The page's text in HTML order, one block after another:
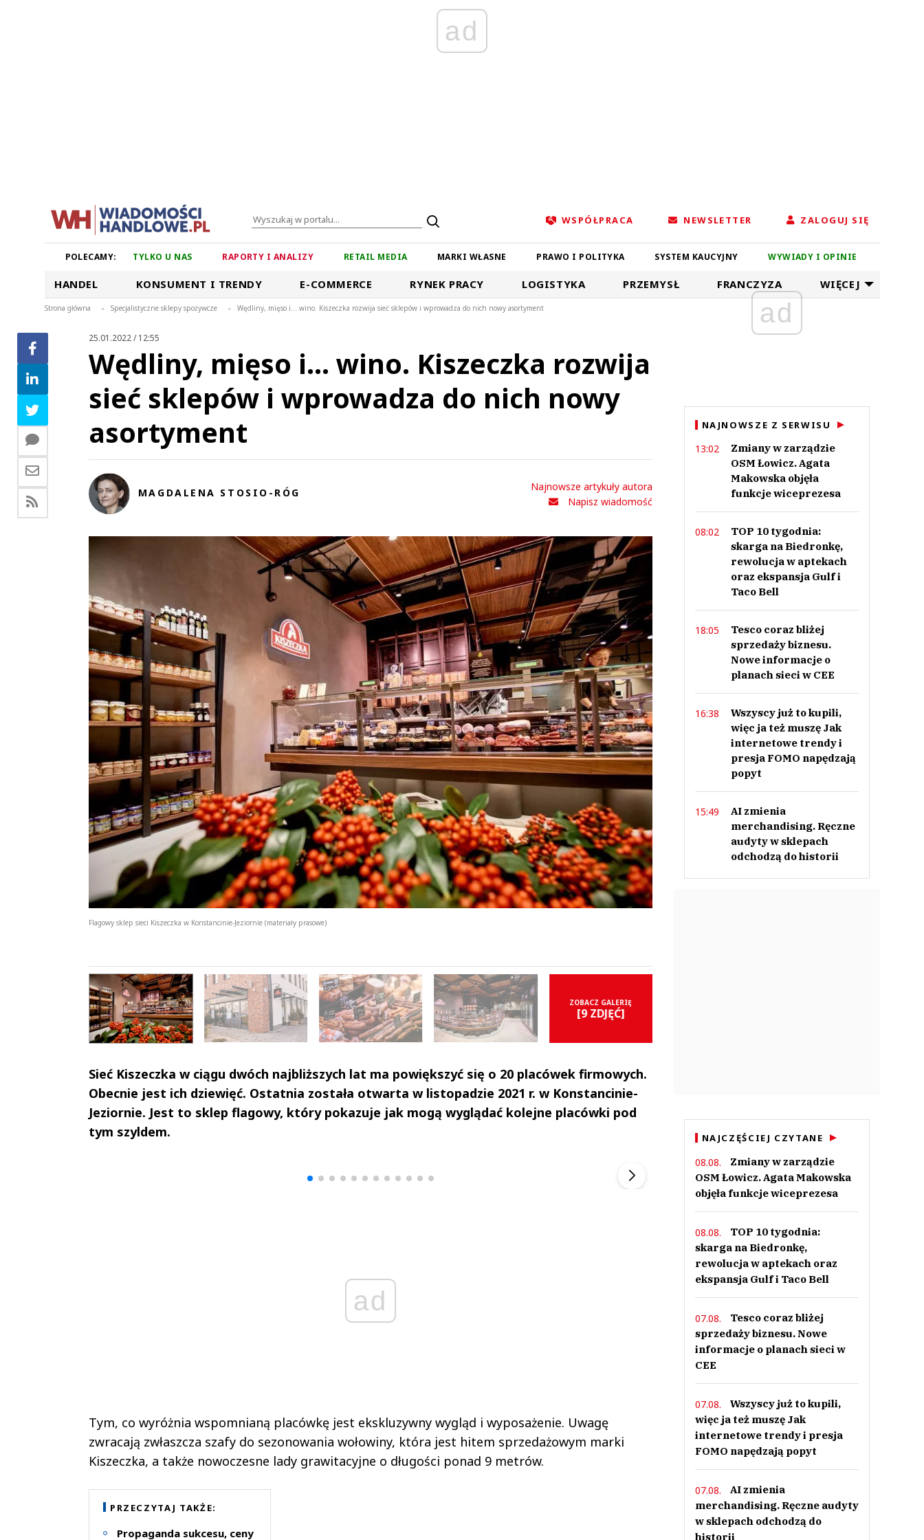
ad
WSPÓŁPRACA NEWSLETTER ZALOGUJ SIĘ
POLECAMY: TYLKO U NAS RAPORTY I ANALIZY RETAIL MEDIA MARKI WŁASNE PRAWO I POLITYKA SYSTEM KAUCYJNY WYWIADY I OPINIE
HANDEL KONSUMENT I TRENDY E-COMMERCE RYNEK PRACY LOGISTYKA PRZEMYSŁ FRANCZYZA WIĘCEJ
Strona główna > Specjalistyczne sklepy spożywcze > Wędliny, mięso i… wino. Kiszeczka rozwija sieć sklepów i wprowadza do nich nowy asortyment
25.01.2022 / 12:55
Wędliny, mięso i… wino. Kiszeczka rozwija
sieć sklepów i wprowadza do nich nowy
asortyment
MAGDALENA STOSIO-RÓG
Najnowsze artykuły autora
Napisz wiadomość
Flagowy sklep sieci Kiszeczka w Konstancinie-Jeziornie (materiały prasowe)
ZOBACZ GALERIĘ
[9 ZDJĘĆ]
Sieć Kiszeczka w ciągu dwóch najbliższych lat ma powiększyć się o 20 placówek firmowych.
Obecnie jest ich dziewięć. Ostatnia została otwarta w listopadzie 2021 r. w Konstancinie-
Jeziornie. Jest to sklep flagowy, który pokazuje jak mogą wyglądać kolejne placówki pod
tym szyldem.
ad
Tym, co wyróżnia wspomnianą placówkę jest ekskluzywny wygląd i wyposażenie. Uwagę
zwracają zwłaszcza szafy do sezonowania wołowiny, która jest hitem sprzedażowym marki
Kiszeczka, a także nowoczesne lady grawitacyjne o długości ponad 9 metrów.
PRZECZYTAJ TAKŻE:
Propaganda sukcesu, ceny
Andrzej i Marta
▶
Szefem być Sezon 2 Marcin Przybysz
ad
NAJNOWSZE Z SERWISU
13:02
Zmiany w zarządzie
OSM Łowicz. Agata
Makowska objęła
funkcje wiceprezesa
08:02
TOP 10 tygodnia:
skarga na Biedronkę,
rewolucja w aptekach
oraz ekspansja Gulf i
Taco Bell
18:05
Tesco coraz bliżej
sprzedaży biznesu.
Nowe informacje o
planach sieci w CEE
16:38
Wszyscy już to kupili,
więc ja też muszę Jak
internetowe trendy i
presja FOMO napędzają
popyt
15:49
AI zmienia
merchandising. Ręczne
audyty w sklepach
odchodzą do historii
NAJCZĘŚCIEJ CZYTANE
08.08.
Zmiany w zarządzie
OSM Łowicz. Agata Makowska
objęła funkcje wiceprezesa
08.08.
TOP 10 tygodnia:
skarga na Biedronkę,
rewolucja w aptekach oraz
ekspansja Gulf i Taco Bell
07.08.
Tesco coraz bliżej
sprzedaży biznesu. Nowe
informacje o planach sieci w
CEE
07.08.
Wszyscy już to kupili,
więc ja też muszę Jak
internetowe trendy i presja
FOMO napędzają popyt
07.08.
AI zmienia
merchandising. Ręczne audyty
w sklepach odchodzą do
historii